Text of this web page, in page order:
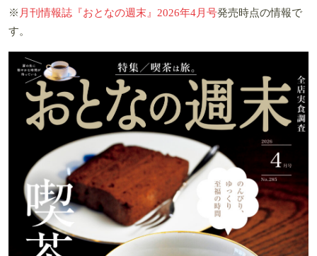
※ 月刊情報誌『おとなの週末』2026年4月号発売時点の情報で
す。